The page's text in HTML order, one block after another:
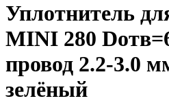
Уплотнитель
MINI 280
провод 2.2-3.0
зелёный